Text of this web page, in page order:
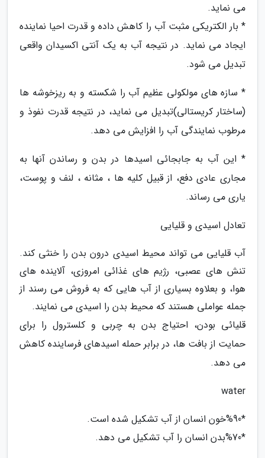
می نماید.
* بار الکتریکی مثبت آب را کاهش داده و قدرت احیا نماینده
ایجاد می نماید. در نتیجه آب به یک آنتی اکسیدان واقعی
تبدیل می شود.
* سازه های مولکولی عظیم آب را شکسته و به ریزخوشه ها
(ساختار کریستالی)تبدیل می نماید، در نتیجه قدرت نفوذ و
مرطوب نمایندگی آب را افزایش می دهد.
* این آب به جابجائی اسیدها در بدن و رساندن آنها به
مجاری عادی دفع، از قبیل کلیه ها ، مثانه ، لنف و پوست،
یاری می رساند.
تعادل اسیدی و قلیایی
آب قلیایی می تواند محیط اسیدی درون بدن را خنثی کند.
تنش های عصبی، رژیم های غذائی امروزی، آلاینده های
هوا، و بعلاوه بسیاری از آب هایی که به فروش می رسند از
جمله عواملی هستند که محیط بدن را اسیدی می نمایند.
قلیائی بودن، احتیاج بدن به چربی و کلسترول را برای
حمایت از بافت ها، در برابر حمله اسیدهای فرساینده کاهش
می دهد.
water
*%90خون انسان از آب تشکیل شده است.
*%70بدن انسان را آب تشکیل می دهد.